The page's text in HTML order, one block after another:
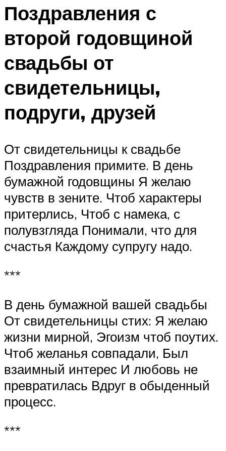
Поздравления с
второй годовщиной
свадьбы от
свидетельницы,
подруги, друзей
От свидетельницы к свадьбе
Поздравления примите. В день
бумажной годовщины Я желаю
чувств в зените. Чтоб характеры
притерлись, Чтоб с намека, с
полувзгляда Понимали, что для
счастья Каждому супругу надо.
***
В день бумажной вашей свадьбы
От свидетельницы стих: Я желаю
жизни мирной, Эгоизм чтоб поутих.
Чтоб желанья совпадали, Был
взаимный интерес И любовь не
превратилась Вдруг в обыденный
процесс.
***